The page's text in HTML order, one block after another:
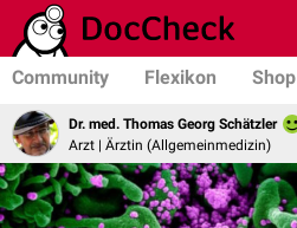
Community Flexikon Shop
Dr. med. Thomas Georg Schätzler
Arzt | Ärztin (Allgemeinmedizin)